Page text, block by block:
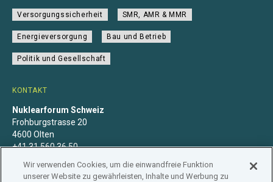
KONTAKT
Nuklearforum Schweiz
Frohburgstrasse 20
4600 Olten
+41 31 560 36 50
Versorgungssicherheit SMR, AMR & MMR
Energieversorgung Bau und Betrieb
Politik und Gesellschaft
Wir verwenden Cookies, um die einwandfreie Funktion
unserer Website zu gewährleisten, Inhalte und Werbung zu